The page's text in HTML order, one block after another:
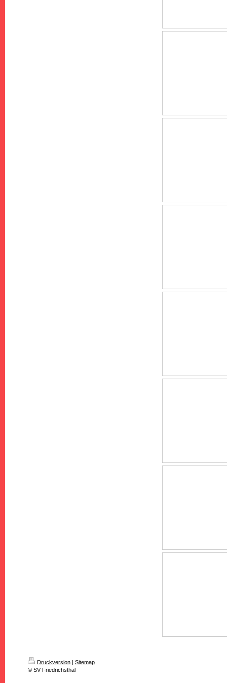
Druckversion | Sitemap
© SV Friedrichsthal